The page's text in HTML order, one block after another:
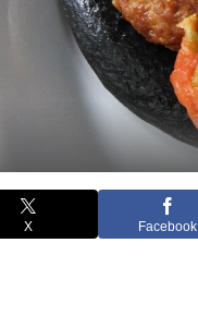
X Facebook